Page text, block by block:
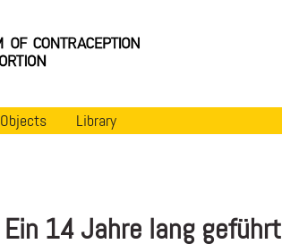
Objects Library
Ein 14 Jahre lang